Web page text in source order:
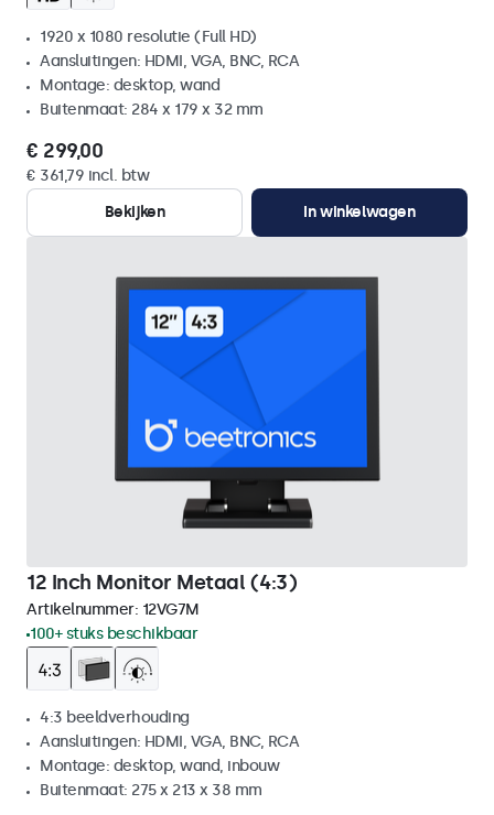
1920 x 1080 resolutie (Full HD)
Aansluitingen: HDMI, VGA, BNC, RCA
Montage: desktop, wand
Buitenmaat: 284 x 179 x 32 mm
€ 299,00
€ 361,79 incl. btw
Bekijken
In winkelwagen
12 Inch Monitor Metaal (4:3)
Artikelnummer: 12VG7M
100+ stuks beschikbaar
4:3 beeldverhouding
Aansluitingen: HDMI, VGA, BNC, RCA
Montage: desktop, wand, inbouw
Buitenmaat: 275 x 213 x 38 mm